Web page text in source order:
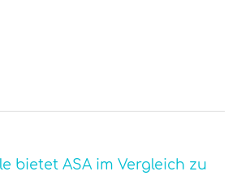
bietet ASA im Vergleich zu